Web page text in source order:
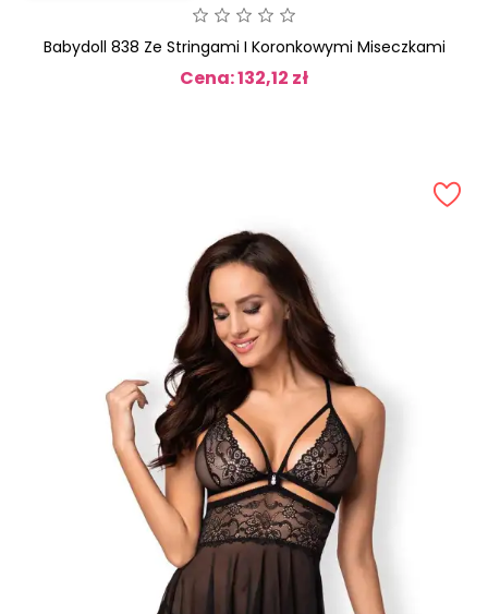
Babydoll 838 Ze Stringami I Koronkowymi Miseczkami
Cena: 132,12 zł